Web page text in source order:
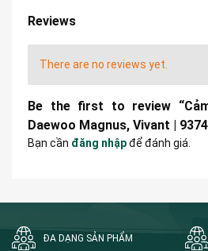
Reviews
There are no reviews yet.
Be the first to review
Daewoo Magnus, Vivant |
Bạn cần đăng nhậpđể đánh giá.
ĐA DẠNG SẢN PHẨM